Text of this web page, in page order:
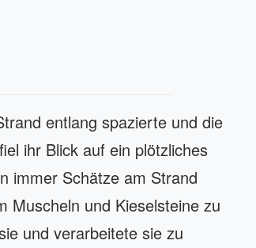
entlang spazierte und die
ihr Blick auf ein plötzliches
immer Schätze am Strand
Muscheln und Kieselsteine zu
und verarbeitete sie zu